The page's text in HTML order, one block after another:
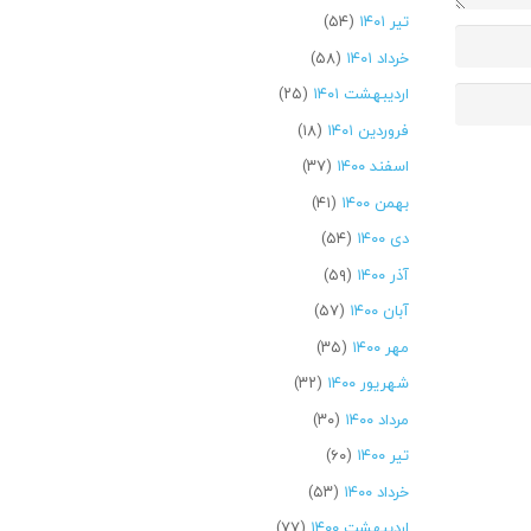
تیر ۱۴۰۱
(۵۴)
خرداد ۱۴۰۱
(۵۸)
اردیبهشت ۱۴۰۱
(۲۵)
فروردین ۱۴۰۱
(۱۸)
اسفند ۱۴۰۰
(۳۷)
بهمن ۱۴۰۰
(۴۱)
دی ۱۴۰۰
(۵۴)
آذر ۱۴۰۰
(۵۹)
آبان ۱۴۰۰
(۵۷)
مهر ۱۴۰۰
(۳۵)
شهریور ۱۴۰۰
(۳۲)
مرداد ۱۴۰۰
(۳۰)
تیر ۱۴۰۰
(۶۰)
خرداد ۱۴۰۰
(۵۳)